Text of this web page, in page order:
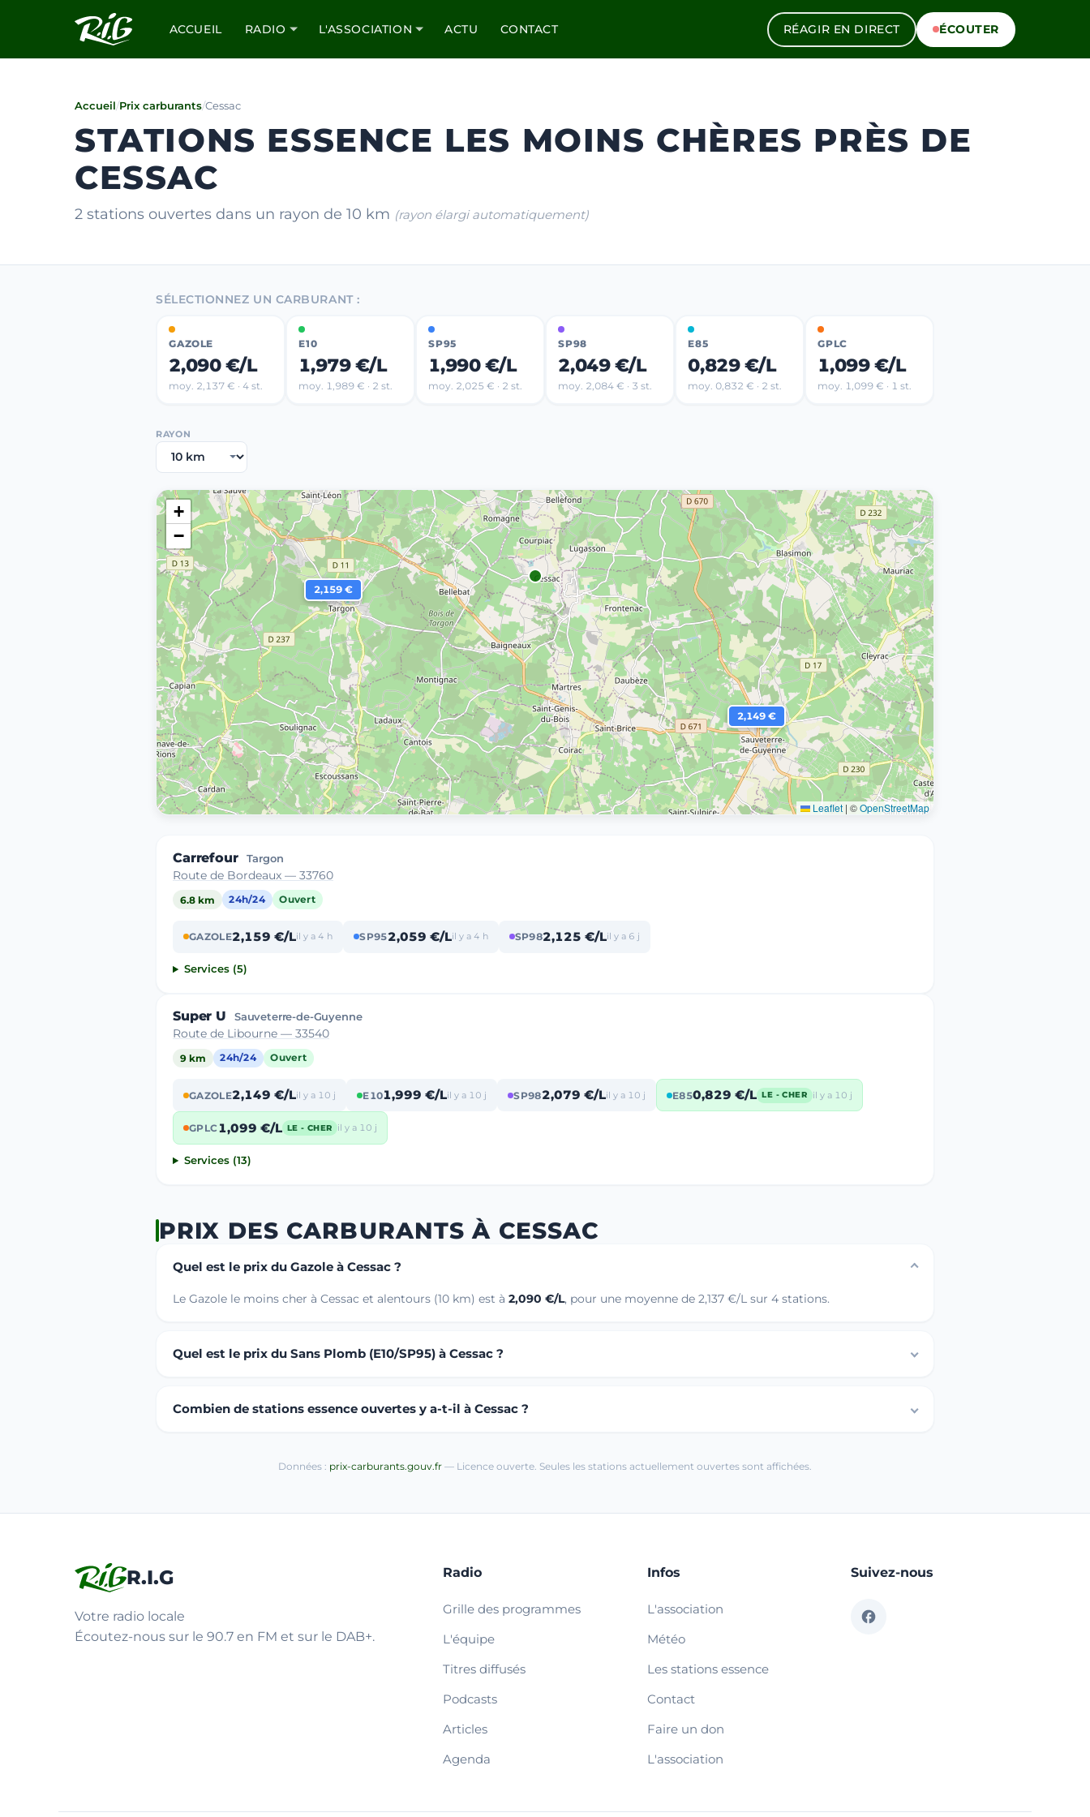
ACCUEIL RADIO L'ASSOCIATION ACTU CONTACT RÉAGIR EN DIRECT ÉCOUTER
Accueil/Prix carburants/Cessac
STATIONS ESSENCE LES MOINS CHÈRES PRÈS DE
CESSAC
2 stations ouvertes dans un rayon de 10 km (rayon élargi automatiquement)
SÉLECTIONNEZ UN CARBURANT :
GAZOLE
2,090 €/L
moy. 2,137 € · 4 st.
E10
1,979 €/L
moy. 1,989 € · 2 st.
SP95
1,990 €/L
moy. 2,025 € · 2 st.
SP98
2,049 €/L
moy. 2,084 € · 3 st.
E85
0,829 €/L
moy. 0,832 € · 2 st.
GPLC
1,099 €/L
moy. 1,099 € · 1 st.
RAYON
2,159 €
2,149 €
+
−
Leaflet | ©OpenStreetMap
Carrefour Targon
Route de Bordeaux — 33760
6.8 km 24h/24 Ouvert
GAZOLE2,159 €/Lil y a 4 h SP952,059 €/Lil y a 4 h SP982,125 €/Lil y a 6 j
Services (5)
Super U Sauveterre-de-Guyenne
Route de Libourne — 33540
9 km 24h/24 Ouvert
GAZOLE2,149 €/Lil y a 10 j E101,999 €/Lil y a 10 j SP982,079 €/Lil y a 10 j E850,829 €/L LE - CHER il y a 10 j
GPLC1,099 €/L LE - CHER il y a 10 j
Services (13)
PRIX DES CARBURANTS À CESSAC
Quel est le prix du Gazole à Cessac ?
Le Gazole le moins cher à Cessac et alentours (10 km) est à 2,090 €/L, pour une moyenne de 2,137 €/L sur 4 stations.
Quel est le prix du Sans Plomb (E10/SP95) à Cessac ?
Combien de stations essence ouvertes y a-t-il à Cessac ?
Données : prix-carburants.gouv.fr — Licence ouverte. Seules les stations actuellement ouvertes sont affichées.
R.I.G
Votre radio locale
Écoutez-nous sur le 90.7 en FM et sur le DAB+.
Radio
Grille des programmes
L'équipe
Titres diffusés
Podcasts
Articles
Agenda
Infos
L'association
Météo
Les stations essence
Contact
Faire un don
L'association
Suivez-nous